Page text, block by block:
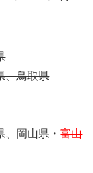
、鳥取県
、岡山県・富山